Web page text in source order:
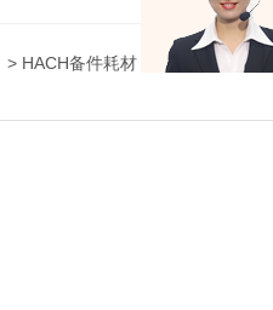
> HACH备件耗材 > 49665-00哈